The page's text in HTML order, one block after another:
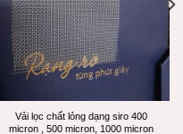
Vải lọc chất lỏng dạng siro 400
micron , 500 micron, 1000 micron